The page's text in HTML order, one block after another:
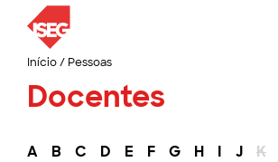
Início/ Pessoas
Docentes
A B C D E F G H I J K